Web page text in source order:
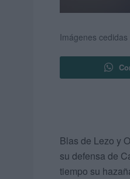
Imágenes cedidas
Blas de Lezo y
su defensa de
tiempo su